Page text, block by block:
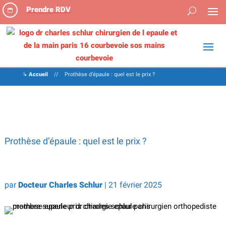
 Prendre RDV
↳ Accueil// Prothèse d’épaule : quel est le prix ?
Prothèse d’épaule : quel est le prix ?
parDocteur Charles Schlur| 21 février 2025